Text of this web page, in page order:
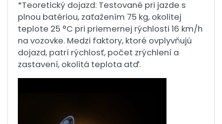
*Teoretický dojazd: Testované pri jazde s
plnou batériou, zaťažením 75 kg, okolitej
teplote 25 °C pri priemernej rýchlosti 16 km/h
na vozovke. Medzi faktory, ktoré ovplyvňujú
dojazd, patrí rýchlosť, počet zrýchlení a
zastavení, okolitá teplota atď.